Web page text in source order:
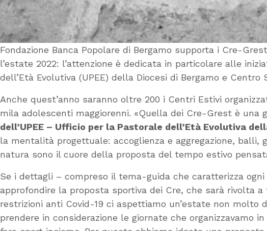
Fondazione Banca Popolare di Bergamo supporta i Cre-
l’estate 2022: l’attenzione è dedicata in particolare alle
dell’Età Evolutiva (UPEE) della Diocesi di Bergamo e
Anche quest’anno saranno oltre 200 i Centri Estivi
mila adolescenti maggiorenni. «Quella dei Cre-Grest è
dell’UPEE – Ufficio per la Pastorale dell’Età Evolutiva
la mentalità progettuale: accoglienza e aggregazione,
natura sono il cuore della proposta del tempo estivo
Se i dettagli – compreso il tema-guida che caratterizza
approfondire la proposta sportiva dei Cre, che sarà rivolta
restrizioni anti Covid-19 ci aspettiamo un’estate non
prendere in considerazione le giornate che organizzavamo